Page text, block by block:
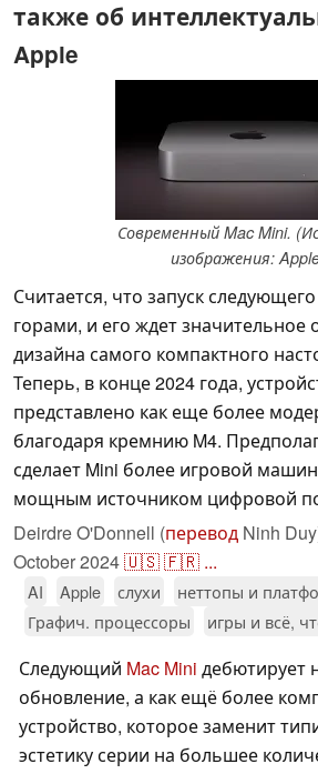
также об
Apple
Современный Mac Mini.
изображения:
Считается, что запуск
горами, и его ждет значительное
дизайна самого компактного
Теперь, в конце 2024 года,
представлено как еще более
благодаря кремнию M4.
сделает Mini более игровой
мощным источником цифровой
Deirdre O'Donnell (перевод Ninh
October 2024🇺🇸🇫🇷 ...
AI Apple слухи
неттопы и
Графич. процессоры
игры и всё,
Следующий Mac Mini дебютирует
обновление, а как ещё более
устройство, которое заменит
эстетику серии на большее